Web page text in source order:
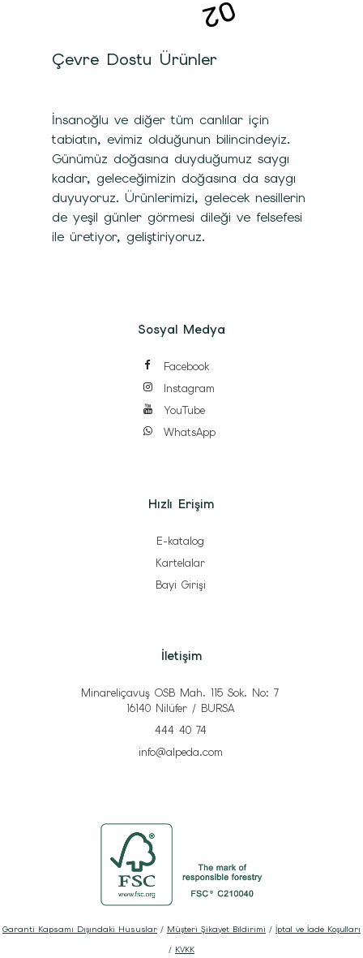
Çevre Dostu Ürünler
İnsanoğlu ve diğer tüm canlılar için
tabiatın, evimiz olduğunun bilincindeyiz.
Günümüz doğasına duyduğumuz saygı
kadar, geleceğimizin doğasına da saygı
duyuyoruz. Ürünlerimizi, gelecek nesillerin
de yeşil günler görmesi dileği ve felsefesi
ile üretiyor, geliştiriyoruz.
Sosyal Medya
Facebook
Instagram
YouTube
WhatsApp
Hızlı Erişim
E-katalog
Kartelalar
Bayi Girişi
İletişim
Minareliçavuş OSB Mah. 115 Sok. No: 7
16140 Nilüfer / BURSA
444 40 74
info@alpeda.com
Garanti Kapsamı Dışındaki Hususlar / Müşteri Şikayet Bildirimi / İptal ve İade Koşulları
/ KVKK